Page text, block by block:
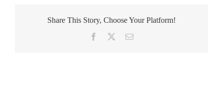
Share This Story, Choose Your Platform!
Facebook
E-